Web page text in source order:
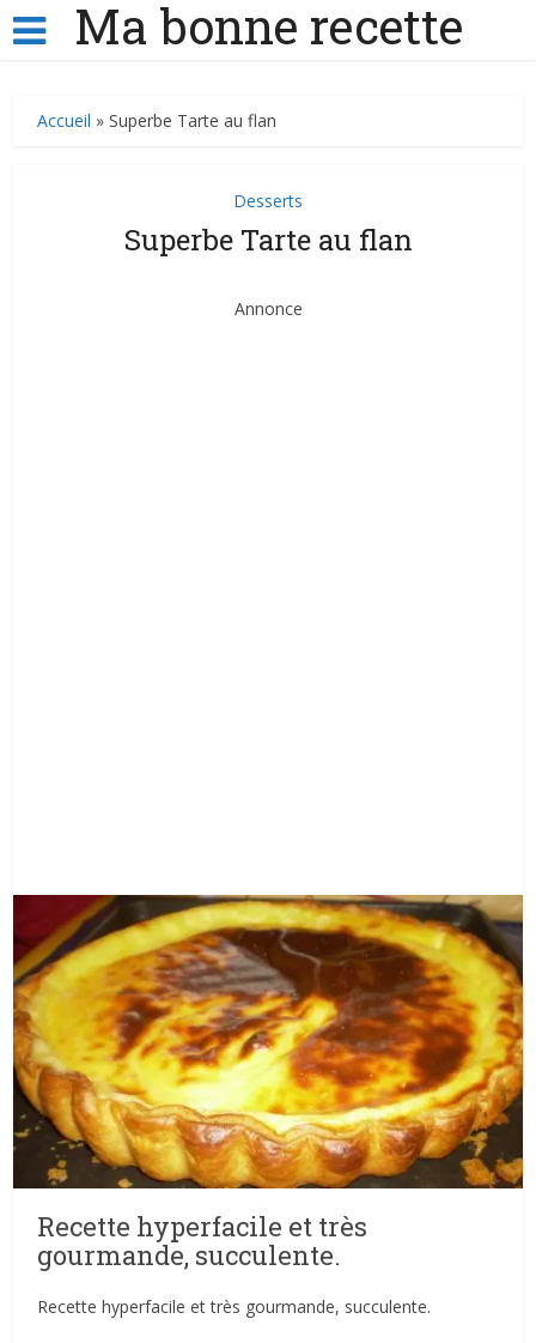
Ma bonne recette
Accueil »Superbe Tarte au flan
Desserts
Superbe Tarte au flan
Annonce
Recette hyperfacile et très
gourmande, succulente.
Recette hyperfacile et très gourmande, succulente.